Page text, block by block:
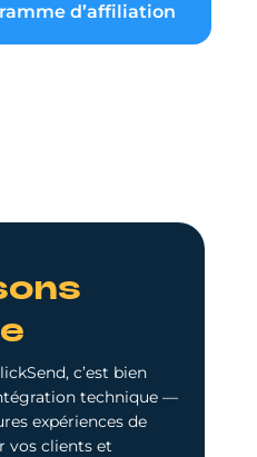
d’affiliation
c’est bien
technique —
expériences de
vos clients et